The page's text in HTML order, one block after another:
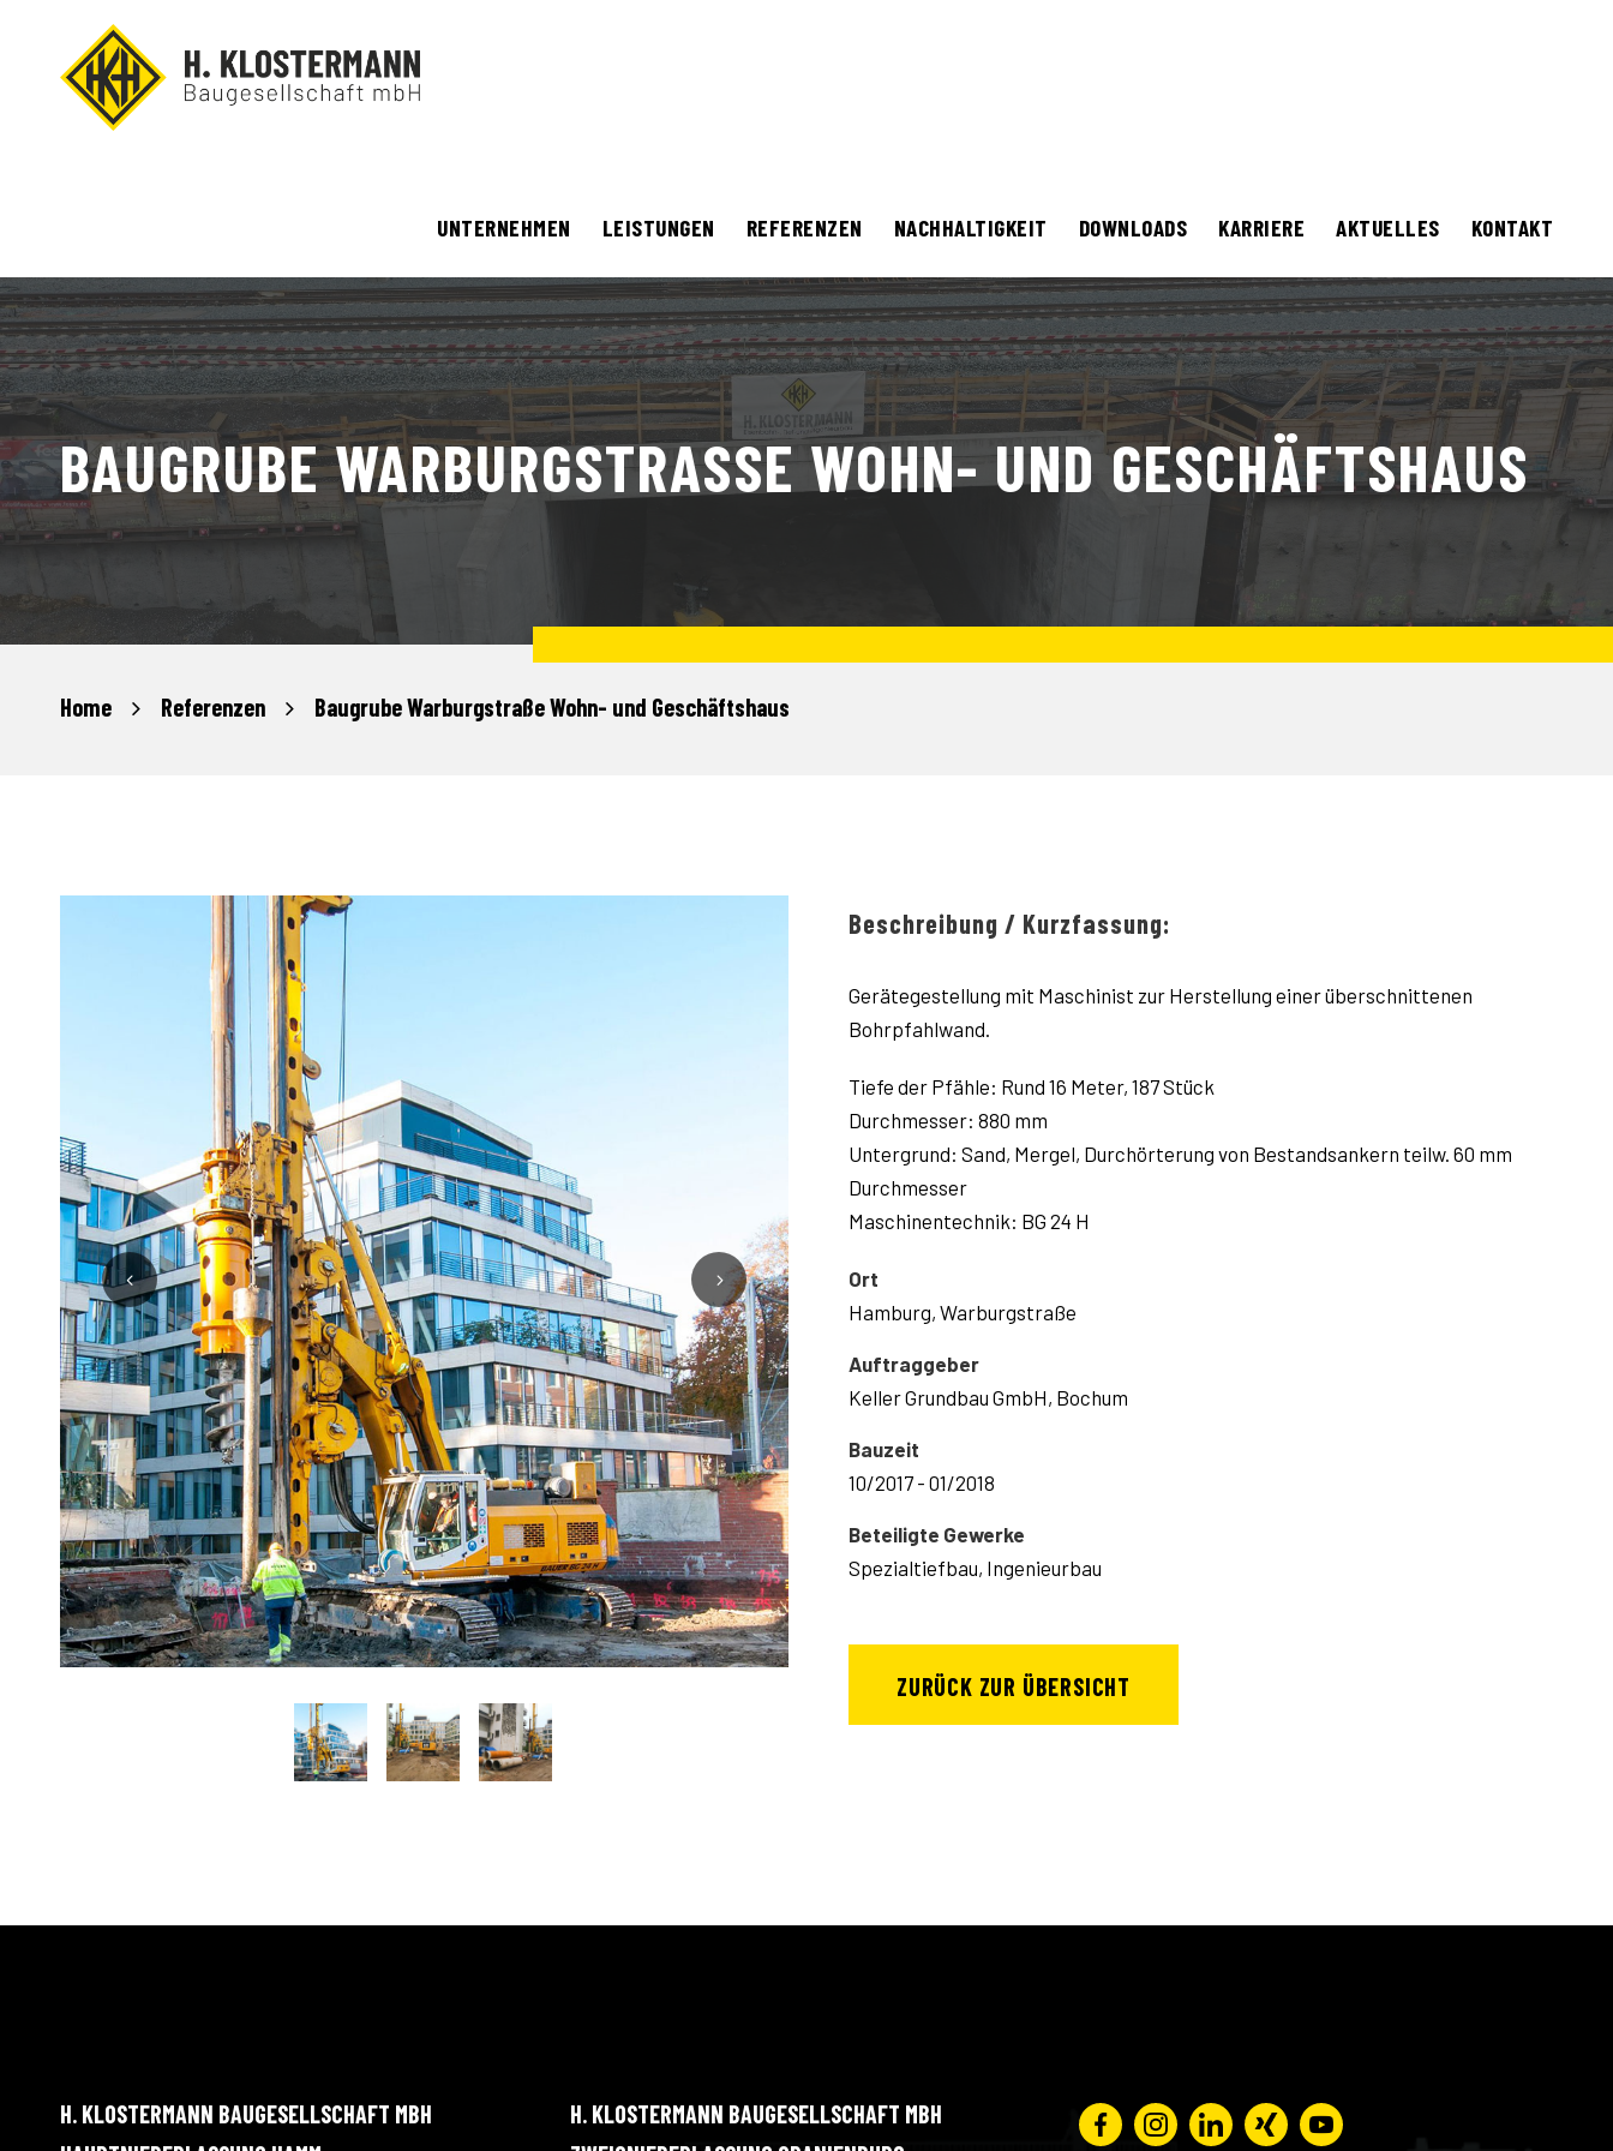
UNTERNEHMEN LEISTUNGEN REFERENZEN NACHHALTIGKEIT DOWNLOADS KARRIERE AKTUELLES KONTAKT
BAUGRUBE WARBURGSTRASSE WOHN- UND GESCHÄFTSHAUS
Home Referenzen Baugrube Warburgstraße Wohn- und Geschäftshaus
Beschreibung / Kurzfassung:
Gerätegestellung mit Maschinist zur Herstellung einer überschnittenen
Bohrpfahlwand.
Tiefe der Pfähle: Rund 16 Meter, 187 Stück
Durchmesser: 880 mm
Untergrund: Sand, Mergel, Durchörterung von Bestandsankern teilw. 60 mm
Durchmesser
Maschinentechnik: BG 24 H
Ort
Hamburg, Warburgstraße
Auftraggeber
Keller Grundbau GmbH, Bochum
Bauzeit
10/2017 - 01/2018
Beteiligte Gewerke
Spezialtiefbau, Ingenieurbau
ZURÜCK ZUR ÜBERSICHT
H. KLOSTERMANN BAUGESELLSCHAFT MBH
H. KLOSTERMANN BAUGESELLSCHAFT MBH